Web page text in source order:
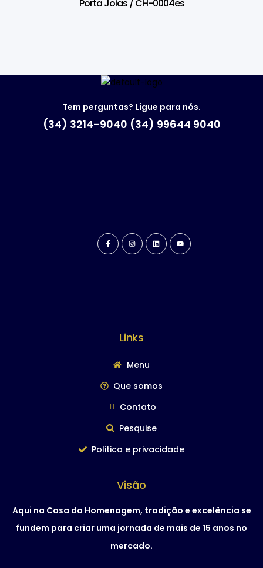
Porta Joias / CH-0004es
Tem perguntas? Ligue para nós.
(34) 3214-9040 (34) 99644 9040
Links
Menu
Que somos
Contato
Pesquise
Politica e privacidade
Visão
Aqui na Casa da Homenagem, tradição e excelência se
fundem para criar uma jornada de mais de 15 anos no
mercado.